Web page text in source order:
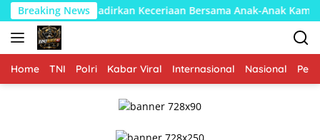
Langsung
ke
konten
Breaking News
129 Hadirkan Keceriaan Bersama Anak-Anak Kampung Sesor
Home TNI Polri Kabar Viral Internasional Nasional